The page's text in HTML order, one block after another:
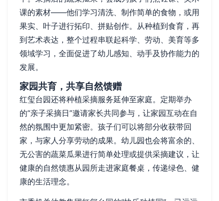
课的素材——他们学习清洗、制作简单的食物，或用
果实、叶子进行拓印、拼贴创作。从种植到食育，再
到艺术表达，整个过程串联起科学、劳动、美育等多
领域学习，全面促进了幼儿感知、动手及协作能力的
发展。
家园共育，共享自然馈赠
红玺台园还将种植采摘服务延伸至家庭。定期举办
的“亲子采摘日”邀请家长共同参与，让家园互动在自
然的氛围中更加紧密。孩子们可以将部分收获带回
家，与家人分享劳动的成果。幼儿园也会将富余的、
无公害的蔬菜瓜果进行简单处理或提供采摘建议，让
健康的自然馈惠从园所走进家庭餐桌，传递绿色、健
康的生活理念。